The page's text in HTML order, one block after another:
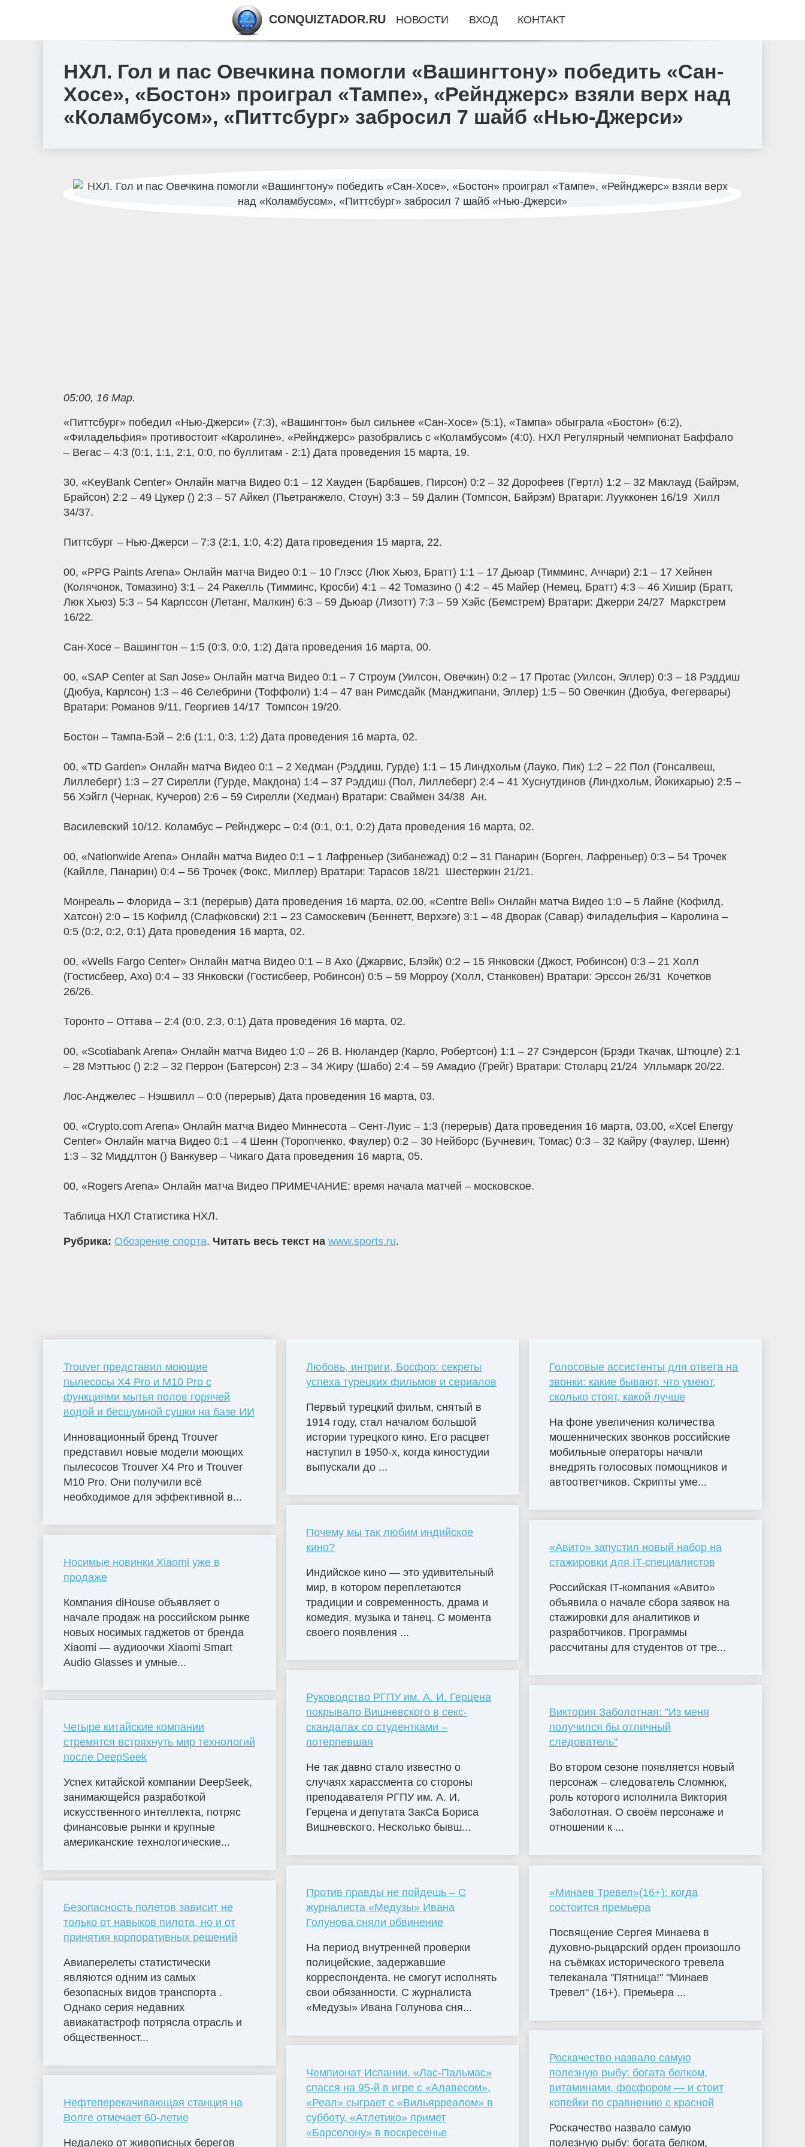
НХЛ. Гол и пас Овечкина помогли «Вашингтону» победить «Сан-
Хосе», «Бостон» проиграл «Тампе», «Рейнджерс» взяли верх над
«Коламбусом», «Питтсбург» забросил 7 шайб «Нью-Джерси»
05:00, 16 Мар.
«Питтсбург» победил «Нью-Джерси» (7:3), «Вашингтон» был сильнее «Сан-Хосе» (5:1), «Тампа» обыграла «Бостон» (6:2),
«Филадельфия» противостоит «Каролине», «Рейнджерс» разобрались с «Коламбусом» (4:0). НХЛ Регулярный чемпионат Баффало
– Вегас – 4:3 (0:1, 1:1, 2:1, 0:0, по буллитам - 2:1) Дата проведения 15 марта, 19.
30, «KeyBank Center» Онлайн матча Видео 0:1 – 12 Хауден (Барбашев, Пирсон) 0:2 – 32 Дорофеев (Гертл) 1:2 – 32 Маклауд (Байрэм,
Брайсон) 2:2 – 49 Цукер () 2:3 – 57 Айкел (Пьетранжело, Стоун) 3:3 – 59 Далин (Томпсон, Байрэм) Вратари: Луукконен 16/19  Хилл
34/37.
Питтсбург – Нью-Джерси – 7:3 (2:1, 1:0, 4:2) Дата проведения 15 марта, 22.
00, «PPG Paints Arena» Онлайн матча Видео 0:1 – 10 Глэсс (Люк Хьюз, Братт) 1:1 – 17 Дьюар (Тимминс, Аччари) 2:1 – 17 Хейнен
(Колячонок, Томазино) 3:1 – 24 Ракелль (Тимминс, Кросби) 4:1 – 42 Томазино () 4:2 – 45 Майер (Немец, Братт) 4:3 – 46 Хишир (Братт,
Люк Хьюз) 5:3 – 54 Карлссон (Летанг, Малкин) 6:3 – 59 Дьюар (Лизотт) 7:3 – 59 Хэйс (Бемстрем) Вратари: Джерри 24/27  Маркстрем
16/22.
Сан-Хосе – Вашингтон – 1:5 (0:3, 0:0, 1:2) Дата проведения 16 марта, 00.
00, «SAP Center at San Jose» Онлайн матча Видео 0:1 – 7 Строум (Уилсон, Овечкин) 0:2 – 17 Протас (Уилсон, Эллер) 0:3 – 18 Рэддиш
(Дюбуа, Карлсон) 1:3 – 46 Селебрини (Тоффоли) 1:4 – 47 ван Римсдайк (Манджипани, Эллер) 1:5 – 50 Овечкин (Дюбуа, Фегервары)
Вратари: Романов 9/11, Георгиев 14/17  Томпсон 19/20.
Бостон – Тампа-Бэй – 2:6 (1:1, 0:3, 1:2) Дата проведения 16 марта, 02.
00, «TD Garden» Онлайн матча Видео 0:1 – 2 Хедман (Рэддиш, Гурде) 1:1 – 15 Линдхольм (Лауко, Пик) 1:2 – 22 Пол (Гонсалвеш,
Лиллеберг) 1:3 – 27 Сирелли (Гурде, Макдона) 1:4 – 37 Рэддиш (Пол, Лиллеберг) 2:4 – 41 Хуснутдинов (Линдхольм, Йокихарью) 2:5 –
56 Хэйгл (Чернак, Кучеров) 2:6 – 59 Сирелли (Хедман) Вратари: Сваймен 34/38  Ан.
Василевский 10/12. Коламбус – Рейнджерс – 0:4 (0:1, 0:1, 0:2) Дата проведения 16 марта, 02.
00, «Nationwide Arena» Онлайн матча Видео 0:1 – 1 Лафреньер (Зибанежад) 0:2 – 31 Панарин (Борген, Лафреньер) 0:3 – 54 Трочек
(Кайлле, Панарин) 0:4 – 56 Трочек (Фокс, Миллер) Вратари: Тарасов 18/21  Шестеркин 21/21.
Монреаль – Флорида – 3:1 (перерыв) Дата проведения 16 марта, 02.00, «Centre Bell» Онлайн матча Видео 1:0 – 5 Лайне (Кофилд,
Хатсон) 2:0 – 15 Кофилд (Слафковски) 2:1 – 23 Самоскевич (Беннетт, Верхэге) 3:1 – 48 Дворак (Савар) Филадельфия – Каролина –
0:5 (0:2, 0:2, 0:1) Дата проведения 16 марта, 02.
00, «Wells Fargo Center» Онлайн матча Видео 0:1 – 8 Ахо (Джарвис, Блэйк) 0:2 – 15 Янковски (Джост, Робинсон) 0:3 – 21 Холл
(Гостисбеер, Ахо) 0:4 – 33 Янковски (Гостисбеер, Робинсон) 0:5 – 59 Морроу (Холл, Станковен) Вратари: Эрссон 26/31  Кочетков
26/26.
Торонто – Оттава – 2:4 (0:0, 2:3, 0:1) Дата проведения 16 марта, 02.
00, «Scotiabank Arena» Онлайн матча Видео 1:0 – 26 В. Нюландер (Карло, Робертсон) 1:1 – 27 Сэндерсон (Брэди Ткачак, Штюцле) 2:1
– 28 Мэттьюс () 2:2 – 32 Перрон (Батерсон) 2:3 – 34 Жиру (Шабо) 2:4 – 59 Амадио (Грейг) Вратари: Столарц 21/24  Улльмарк 20/22.
Лос-Анджелес – Нэшвилл – 0:0 (перерыв) Дата проведения 16 марта, 03.
00, «Crypto.com Arena» Онлайн матча Видео Миннесота – Сент-Луис – 1:3 (перерыв) Дата проведения 16 марта, 03.00, «Xcel Energy
Center» Онлайн матча Видео 0:1 – 4 Шенн (Торопченко, Фаулер) 0:2 – 30 Нейборс (Бучневич, Томас) 0:3 – 32 Кайру (Фаулер, Шенн)
1:3 – 32 Миддлтон () Ванкувер – Чикаго Дата проведения 16 марта, 05.
00, «Rogers Arena» Онлайн матча Видео ПРИМЕЧАНИЕ: время начала матчей – московское.
Таблица НХЛ Статистика НХЛ.
Рубрика: Обозрение спорта. Читать весь текст на www.sports.ru.
Trouver представил моющие
пылесосы X4 Pro и M10 Pro с
функциями мытья полов горячей
водой и бесшумной сушки на базе ИИ
Инновационный бренд Trouver
представил новые модели моющих
пылесосов Trouver X4 Pro и Trouver
M10 Pro. Они получили всё
необходимое для эффективной в...
Носимые новинки Xiaomi уже в
продаже
Компания diHouse объявляет о
начале продаж на российском рынке
новых носимых гаджетов от бренда
Xiaomi — аудиоочки Xiaomi Smart
Audio Glasses и умные...
Четыре китайские компании
стремятся встряхнуть мир технологий
после DeepSeek
Успех китайской компании DeepSeek,
занимающейся разработкой
искусственного интеллекта, потряс
финансовые рынки и крупные
американские технологические...
Безопасность полетов зависит не
только от навыков пилота, но и от
принятия корпоративных решений
Авиаперелеты статистически
являются одним из самых
безопасных видов транспорта .
Однако серия недавних
авиакатастроф потрясла отрасль и
общественност...
Нефтеперекачивающая станция на
Волге отмечает 60-летие
Недалеко от живописных берегов
Любовь, интриги, Босфор: секреты
успеха турецких фильмов и сериалов
Первый турецкий фильм, снятый в
1914 году, стал началом большой
истории турецкого кино. Его расцвет
наступил в 1950-х, когда киностудии
выпускали до ...
Почему мы так любим индийское
кино?
Индийское кино — это удивительный
мир, в котором переплетаются
традиции и современность, драма и
комедия, музыка и танец. С момента
своего появления ...
Руководство РГПУ им. А. И. Герцена
покрывало Вишневского в секс-
скандалах со студентками –
потерпевшая
Не так давно стало известно о
случаях харассмента со стороны
преподавателя РГПУ им. А. И.
Герцена и депутата ЗакСа Бориса
Вишневского. Несколько бывш...
Против правды не пойдешь – С
журналиста «Медузы» Ивана
Голунова сняли обвинение
На период внутренней проверки
полицейские, задержавшие
корреспондента, не смогут исполнять
свои обязанности. С журналиста
«Медузы» Ивана Голунова сня...
Чемпионат Испании. «Лас-Пальмас»
спасся на 95-й в игре с «Алавесом»,
«Реал» сыграет с «Вильярреалом» в
субботу, «Атлетико» примет
«Барселону» в воскресенье
Голосовые ассистенты для ответа на
звонки: какие бывают, что умеют,
сколько стоят, какой лучше
На фоне увеличения количества
мошеннических звонков российские
мобильные операторы начали
внедрять голосовых помощников и
автоответчиков. Скрипты уме...
«Авито» запустил новый набор на
стажировки для IT-специалистов
Российская IT-компания «Авито»
объявила о начале сбора заявок на
стажировки для аналитиков и
разработчиков. Программы
рассчитаны для студентов от тре...
Виктория Заболотная: "Из меня
получился бы отличный
следователь"
Во втором сезоне появляется новый
персонаж – следователь Сломнюк,
роль которого исполнила Виктория
Заболотная. О своём персонаже и
отношении к ...
«Минаев Тревел»(16+): когда
состоится премьера
Посвящение Сергея Минаева в
духовно-рыцарский орден произошло
на съёмках исторического тревела
телеканала "Пятница!" "Минаев
Тревел" (16+). Премьера ...
Роскачество назвало самую
полезную рыбу: богата белком,
витаминами, фосфором — и стоит
копейки по сравнению с красной
Роскачество назвало самую
полезную рыбу: богата белком,
CONQUIZTADOR.RU НОВОСТИ ВХОД КОНТАКТ